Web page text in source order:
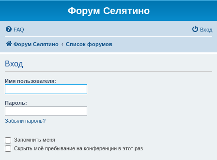
Форум Селятино
FAQ Вход
Форум Селятино Список форумов
Вход
Имя пользователя:
Пароль:
Забыли пароль?
Запомнить меня
Скрыть моё пребывание на конференции в этот раз